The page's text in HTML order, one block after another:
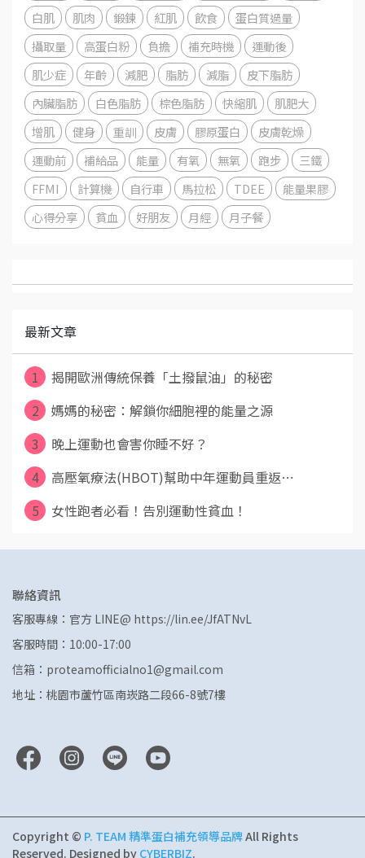
白肌
肌肉 鍛鍊 紅肌 飲食
蛋白質過量
攝取量
高蛋白粉 負擔 補充時機
運動後
肌少症
年齡 減肥 脂肪 減脂
皮下脂肪
內臟脂肪
白色脂肪 棕色脂肪 快縮肌
肌肥大
增肌
健身 重訓 皮膚 膠原蛋白
皮膚乾燥
運動前
補給品 能量 有氧 無氧 跑步
三鐵
FFMI
計算機 自行車 馬拉松 TDEE
能量果膠
心得分享
貧血 好朋友 月經 月子餐
最新文章
1
揭開歐洲傳統保養「土撥鼠油」的秘密
2
媽媽的秘密：解鎖你細胞裡的能量之源
3
晚上運動也會害你睡不好？
4
高壓氧療法(HBOT)幫助中年運動員重返⋯
5
女性跑者必看！告別運動性貧血！
聯絡資訊
客服專線：官方 LINE@ https://lin.ee/JfATNvL
客服時間：10:00-17:00
信箱：proteamofficialno1@gmail.com
地址：桃園市蘆竹區南崁路二段66-8號7樓
Copyright © P. TEAM 精準蛋白補充領導品牌All Rights
Reserved. Designed by CYBERBIZ.